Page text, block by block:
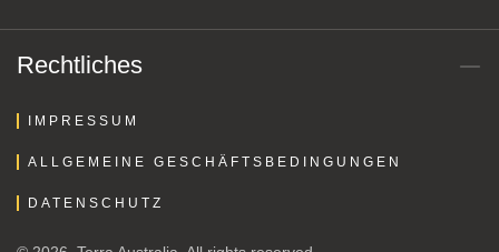
Rechtliches
IMPRESSUM
ALLGEMEINE GESCHÄFTSBEDINGUNGEN
DATENSCHUTZ